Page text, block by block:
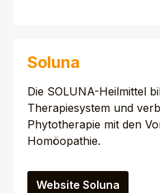
Soluna
Die SOLUNA-Heilmittel
Therapiesystem und
Phytotherapie mit den
Homöopathie.
Website Soluna